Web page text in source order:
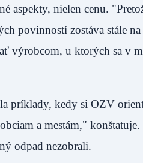
aspekty, nielen cenu.
povinností zostáva stále na
výrobcom, u ktorých sa v
príklady, kedy si OZV
a mestám," konštatuje.
odpad nezobrali.